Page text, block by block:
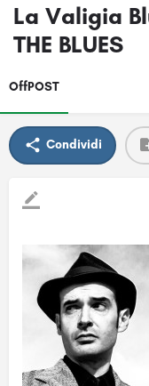
La Valigia
THE BLUES
OffPOST
Condividi